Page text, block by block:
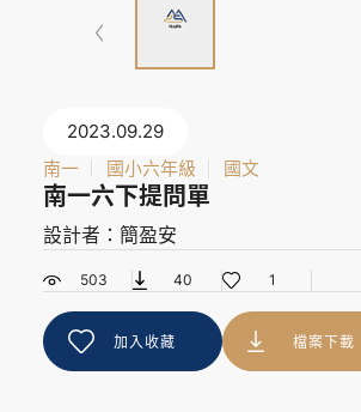
2023.09.29
南一
國小六年級 國文
南一六下提問單
設計者：簡盈安
503 40 1
加入收藏 檔案下載